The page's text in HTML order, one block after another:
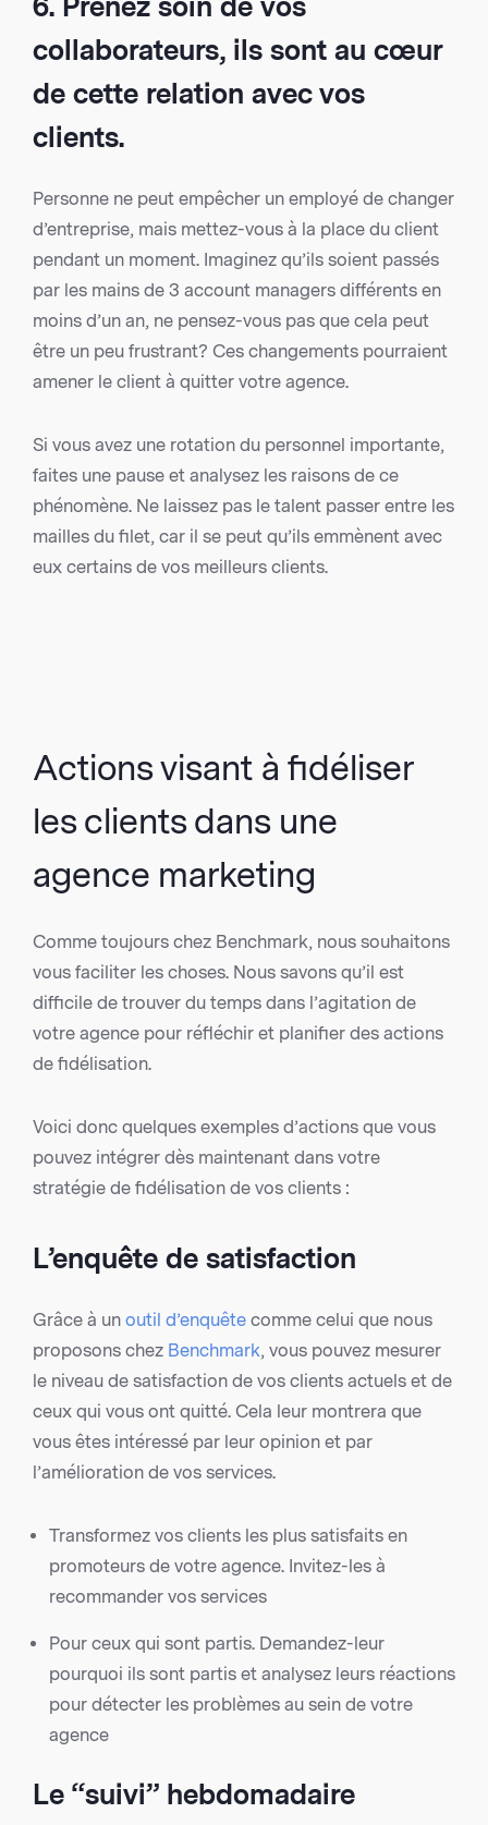
6. Prenez soin de vos
collaborateurs, ils sont au cœur
de cette relation avec vos
clients.
Personne ne peut empêcher un employé de changer
d’entreprise, mais mettez-vous à la place du client
pendant un moment. Imaginez qu’ils soient passés
par les mains de 3 account managers différents en
moins d’un an, ne pensez-vous pas que cela peut
être un peu frustrant? Ces changements pourraient
amener le client à quitter votre agence.
Si vous avez une rotation du personnel importante,
faites une pause et analysez les raisons de ce
phénomène. Ne laissez pas le talent passer entre les
mailles du filet, car il se peut qu’ils emmènent avec
eux certains de vos meilleurs clients.
Actions visant à fidéliser
les clients dans une
agence marketing
Comme toujours chez Benchmark, nous souhaitons
vous faciliter les choses. Nous savons qu’il est
difficile de trouver du temps dans l’agitation de
votre agence pour réfléchir et planifier des actions
de fidélisation.
Voici donc quelques exemples d’actions que vous
pouvez intégrer dès maintenant dans votre
stratégie de fidélisation de vos clients :
L’enquête de satisfaction
Grâce à un outil d’enquête comme celui que nous
proposons chez Benchmark, vous pouvez mesurer
le niveau de satisfaction de vos clients actuels et de
ceux qui vous ont quitté. Cela leur montrera que
vous êtes intéressé par leur opinion et par
l’amélioration de vos services.
Transformez vos clients les plus satisfaits en
promoteurs de votre agence. Invitez-les à
recommander vos services
Pour ceux qui sont partis. Demandez-leur
pourquoi ils sont partis et analysez leurs réactions
pour détecter les problèmes au sein de votre
agence
Le “suivi” hebdomadaire